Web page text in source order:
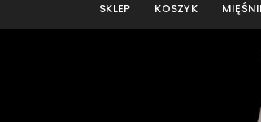
SKLEP KOSZYK